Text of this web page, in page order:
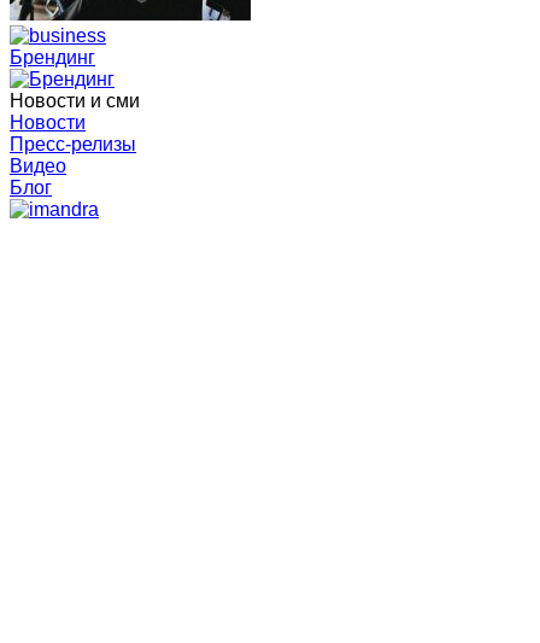
Брендинг
Новости и сми
Новости
Пресс-релизы
Видео
Блог